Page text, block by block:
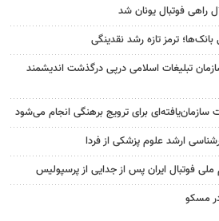
راهی فوتبال یونان شد
ترمز تازه رشد نقدینگی
تبلیغات اسلامی درپی درگذشت اندیشمند
سازمان‌یافته‌ای برای ترویج برهنگی انجام می‌شود
ارشد علوم پزشکی از فردا
فوتبال ایران پس از جدایی از پرسپولیس
مسکو